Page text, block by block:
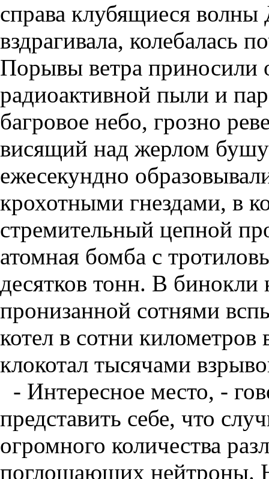
справа клубящиеся
вздрагивала, колебалась
Порывы ветра приносили
радиоактивной пыли и
багровое небо, грозно
висящий над жерлом
ежесекундно
крохотными гнездами, в
стремительный цепной
атомная бомба с
десятков тонн. В бинокли
пронизанной сотнями
котел в сотни
клокотал тысячами
- Интересное место, -
представить себе, что
огромного количества
поглощающих нейтроны.